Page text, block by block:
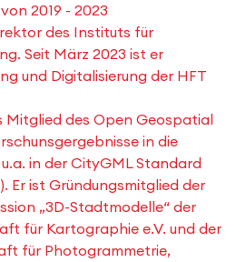
2019 - 2023
des Instituts für
Seit März 2023 ist er
und Digitalisierung der HFT
Mitglied des Open Geospatial
in die
in der CityGML Standard
Er ist Gründungsmitglied der
„3D-Stadtmodelle“ der
für Kartographie e.V. und der
für Photogrammetrie,